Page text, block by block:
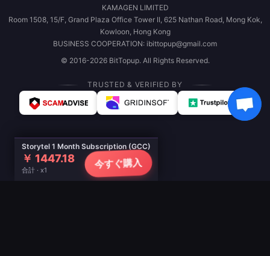
Storytel 1 Month Subscription (GCC)
￥ 1447.18
合計 · x1
今すぐ購入
KAMAGEN LIMITED
Room 1508, 15/F, Grand Plaza Office Tower II, 625 Nathan Road, Mong Kok,
Kowloon, Hong Kong
BUSINESS COOPERATION: ibittopup@gmail.com
© 2016-2026 BitTopup. All Rights Reserved.
TRUSTED & VERIFIED BY